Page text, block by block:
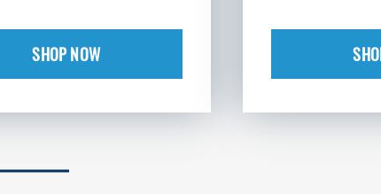
SHOP NOW